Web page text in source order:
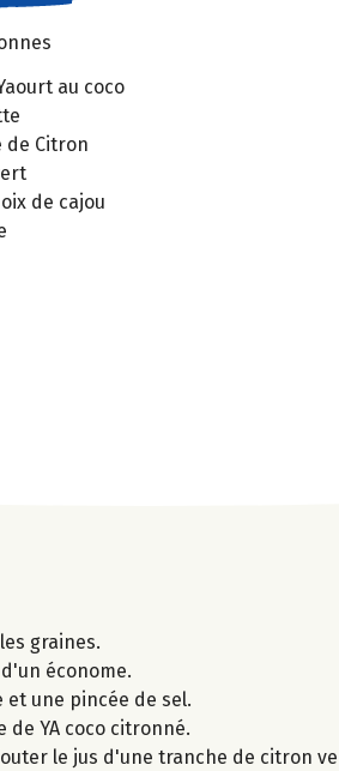
au coco
de Citron
de cajou
graines.
économe.
une pincée de sel.
de YA coco citronné.
le jus d'une tranche de citron